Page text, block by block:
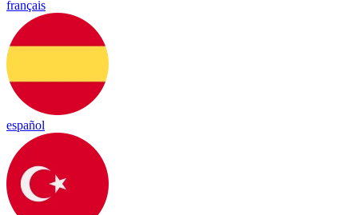
français
español